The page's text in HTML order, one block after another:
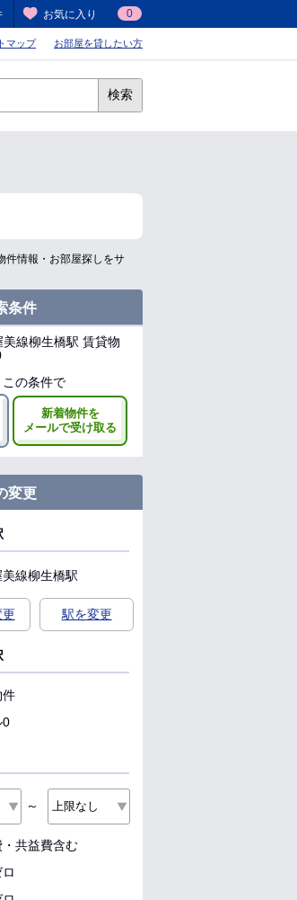
お気に入り 0
マップ お部屋を貸したい方
検索
件情報・お部屋探しをサ
条件
美線柳生橋駅 賃貸物
この条件で
新着物件を
メールで受け取る
変更
線柳生橋駅
駅を変更
件
0
～
共益費含む